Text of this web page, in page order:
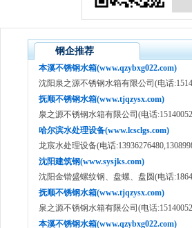
钢企推荐
本溪不锈钢水箱(www.qzybxg022.com)
沈阳泉之源不锈钢水箱有限公司(电话
抚顺不锈钢水箱(www.tjqzysx.com)
泉之源不锈钢水箱有限公司(电话
哈尔滨水处理设备(www.lcsclgs.com)
龙宸水处理设备(电话
沈阳建筑钢(www.sysjks.com)
沈阳金锴盛螺纹钢、盘螺、盘圆(电话
抚顺不锈钢水箱(www.tjqzysx.com)
泉之源不锈钢水箱有限公司(电话
本溪不锈钢水箱(www.qzybxg022.com)